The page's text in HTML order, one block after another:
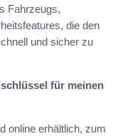
Fahrzeugs,
die den
und sicher zu
für meinen
online erhältlich, zum